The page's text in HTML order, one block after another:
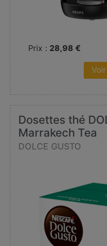
Prix : 28,98 €
Dosettes thé
Marrakech Tea
DOLCE GUSTO